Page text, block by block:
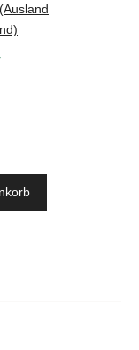
(Ausland